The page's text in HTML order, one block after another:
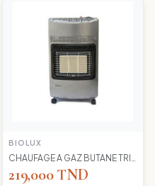
BIOLUX
219,000 TND